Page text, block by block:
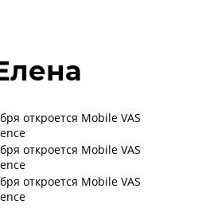
откроется Mobile VAS
откроется Mobile VAS
откроется Mobile VAS